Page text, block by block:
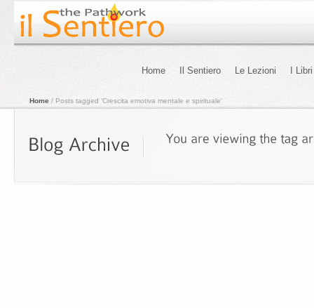
Home Il Sentiero Le Lezioni I Libri
Home / Posts tagged 'Crescita emotiva mentale e spirituale'